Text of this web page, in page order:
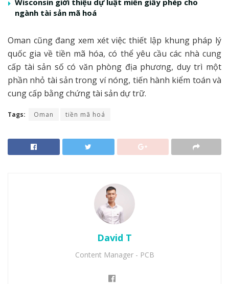
ngành tài sản mã hoá
Oman cũng đang xem xét việc thiết lập khung pháp lý
quốc gia về tiền mã hóa, có thể yêu cầu các nhà cung
cấp tài sản số có văn phòng địa phương, duy trì một
phần nhỏ tài sản trong ví nóng, tiến hành kiểm toán và
cung cấp bằng chứng tài sản dự trữ.
Tags: Oman tiền mã hoá
David T
Content Manager - PCB